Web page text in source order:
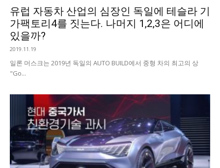
유럽 자동차 산업의 심장인 독일에 테슬라 기
가팩토리4를 짓는다. 나머지 1,2,3은 어디에
있을까?
2019.11.19
일론 머스크는 2019년 독일의 AUTO BUILD에서 중형 차의 최고의 상
"Go...